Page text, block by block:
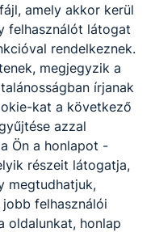
amely akkor kerül
felhasználót látogat
rendelkeznek.
megjegyzik a
írjanak
kat a következő
azzal
Ön a honlapot -
részeit látogatja,
megtudhatjuk,
felhasználói
oldalunkat, honlap